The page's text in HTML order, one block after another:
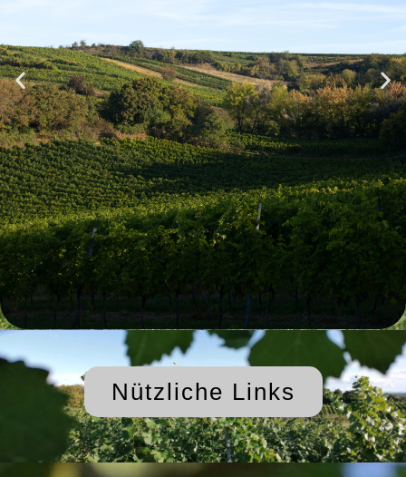
Nützliche Links